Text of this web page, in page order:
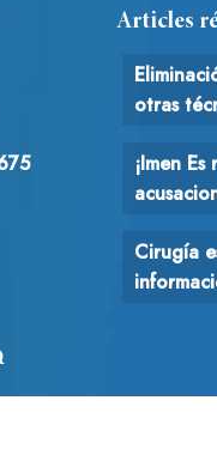
Articles
otras
¡Imen
Cirugía